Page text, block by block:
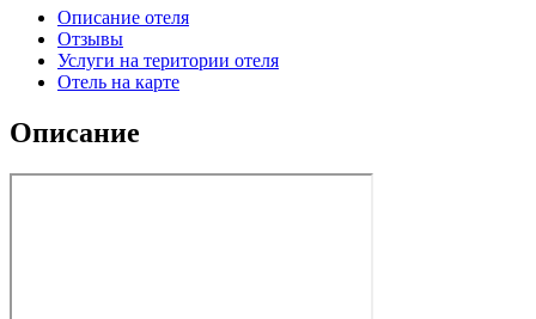
Описание отеля
Отзывы
Услуги на територии отеля
Отель на карте
Описание